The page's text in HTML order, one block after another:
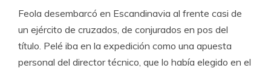
Feola desembarcó en Escandinavia al frente casi de
un ejército de cruzados, de conjurados en pos del
título. Pelé iba en la expedición como una apuesta
personal del director técnico, que lo había elegido en el